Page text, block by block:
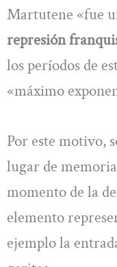
Martutene «fue
represión
los períodos de
«máximo
Por este motivo,
lugar de
momento de la
elemento
ejemplo la